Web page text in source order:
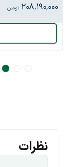
۲۰۸٬۱۹۰٬۰۰۰ تومان
نظرات